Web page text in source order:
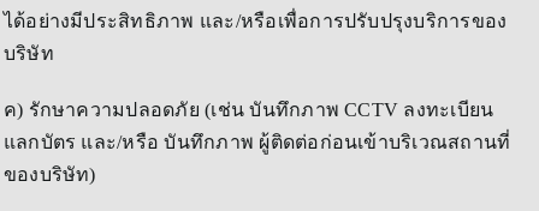
ได้อย่างมีประสิทธิภาพ และ/หรือเพื่อการปรับปรุงบริการของ
บริษัท
ค) รักษาความปลอดภัย (เช่น บันทึกภาพ CCTV ลงทะเบียน
แลกบัตร และ/หรือ บันทึกภาพ ผู้ติดต่อก่อนเข้าบริเวณสถานที่
ของบริษัท)